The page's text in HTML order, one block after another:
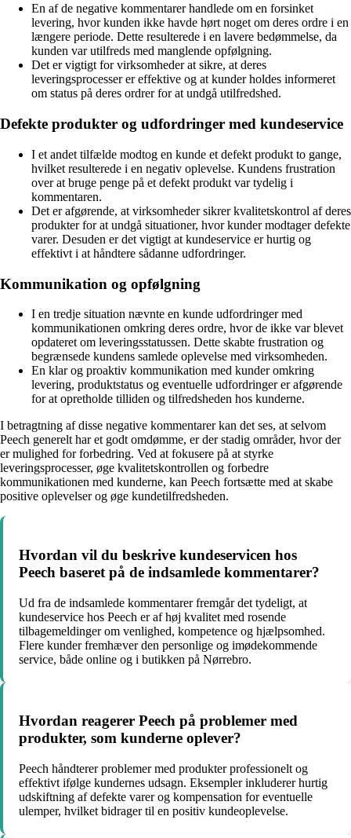
En af de negative kommentarer handlede om en forsinket
levering, hvor kunden ikke havde hørt noget om deres ordre i en
længere periode. Dette resulterede i en lavere bedømmelse, da
kunden var utilfreds med manglende opfølgning.
Det er vigtigt for virksomheder at sikre, at deres
leveringsprocesser er effektive og at kunder holdes informeret
om status på deres ordrer for at undgå utilfredshed.
Defekte produkter og udfordringer med kundeservice
I et andet tilfælde modtog en kunde et defekt produkt to gange,
hvilket resulterede i en negativ oplevelse. Kundens frustration
over at bruge penge på et defekt produkt var tydelig i
kommentaren.
Det er afgørende, at virksomheder sikrer kvalitetskontrol af deres
produkter for at undgå situationer, hvor kunder modtager defekte
varer. Desuden er det vigtigt at kundeservice er hurtig og
effektivt i at håndtere sådanne udfordringer.
Kommunikation og opfølgning
I en tredje situation nævnte en kunde udfordringer med
kommunikationen omkring deres ordre, hvor de ikke var blevet
opdateret om leveringsstatussen. Dette skabte frustration og
begrænsede kundens samlede oplevelse med virksomheden.
En klar og proaktiv kommunikation med kunder omkring
levering, produktstatus og eventuelle udfordringer er afgørende
for at opretholde tilliden og tilfredsheden hos kunderne.
I betragtning af disse negative kommentarer kan det ses, at selvom
Peech generelt har et godt omdømme, er der stadig områder, hvor der
er mulighed for forbedring. Ved at fokusere på at styrke
leveringsprocesser, øge kvalitetskontrollen og forbedre
kommunikationen med kunderne, kan Peech fortsætte med at skabe
positive oplevelser og øge kundetilfredsheden.
Hvordan vil du beskrive kundeservicen hos
Peech baseret på de indsamlede kommentarer?
Ud fra de indsamlede kommentarer fremgår det tydeligt, at
kundeservice hos Peech er af høj kvalitet med rosende
tilbagemeldinger om venlighed, kompetence og hjælpsomhed.
Flere kunder fremhæver den personlige og imødekommende
service, både online og i butikken på Nørrebro.
Hvordan reagerer Peech på problemer med
produkter, som kunderne oplever?
Peech håndterer problemer med produkter professionelt og
effektivt ifølge kundernes udsagn. Eksempler inkluderer hurtig
udskiftning af defekte varer og kompensation for eventuelle
ulemper, hvilket bidrager til en positiv kundeoplevelse.